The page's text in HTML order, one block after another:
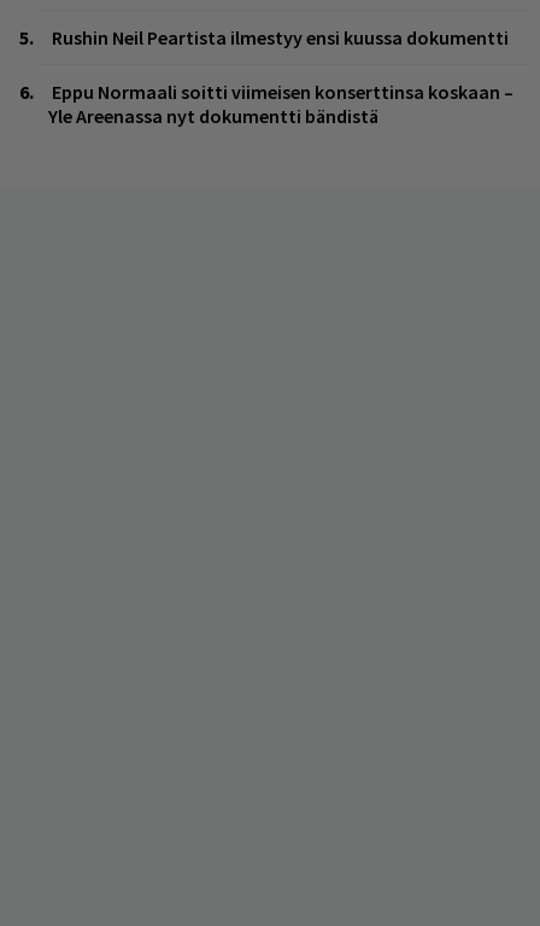
Rushin Neil Peartista ilmestyy ensi kuussa dokumentti
Eppu Normaali soitti viimeisen konserttinsa koskaan –
Yle Areenassa nyt dokumentti bändistä